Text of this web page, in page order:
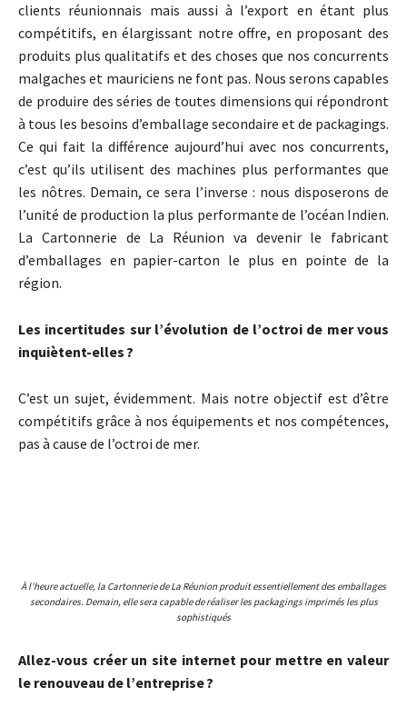
clients réunionnais mais aussi à l’export en étant plus
compétitifs, en élargissant notre offre, en proposant des
produits plus qualitatifs et des choses que nos concurrents
malgaches et mauriciens ne font pas. Nous serons capables
de produire des séries de toutes dimensions qui répondront
à tous les besoins d’emballage secondaire et de packagings.
Ce qui fait la différence aujourd’hui avec nos concurrents,
c’est qu’ils utilisent des machines plus performantes que
les nôtres. Demain, ce sera l’inverse : nous disposerons de
l’unité de production la plus performante de l’océan Indien.
La Cartonnerie de La Réunion va devenir le fabricant
d’emballages en papier-carton le plus en pointe de la
région.
Les incertitudes sur l’évolution de l’octroi de mer vous
inquiètent-elles ?
C’est un sujet, évidemment. Mais notre objectif est d’être
compétitifs grâce à nos équipements et nos compétences,
pas à cause de l’octroi de mer.
À l’heure actuelle, la Cartonnerie de La Réunion produit essentiellement des emballages
secondaires. Demain, elle sera capable de réaliser les packagings imprimés les plus
sophistiqués
Allez-vous créer un site internet pour mettre en valeur
le renouveau de l’entreprise ?